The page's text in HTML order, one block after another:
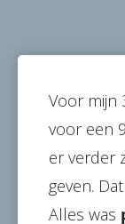
Voor mijn
voor een
er verder
geven.
Alles was